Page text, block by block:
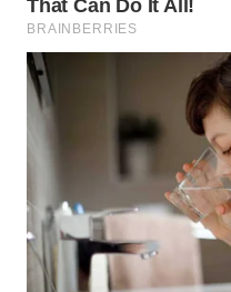
WN
SIMALUNGUN
LABUHANBATU
TAPANULI
TENGAH
WN DELI